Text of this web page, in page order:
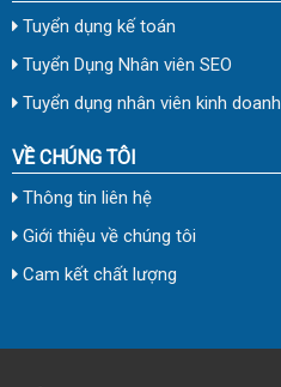
Tuyển dụng kế toán
Tuyển Dụng Nhân viên SEO
Tuyển dụng nhân viên kinh doanh
VỀ CHÚNG TÔI
Thông tin liên hệ
Giới thiệu về chúng tôi
Cam kết chất lượng